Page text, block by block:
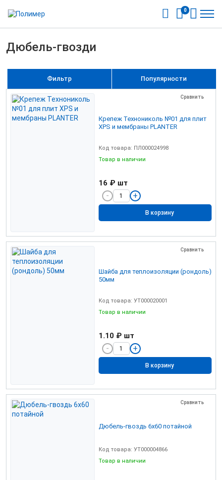
0
Дюбель-гвозди
Популярности
Фильтр
Сравнить
Крепеж Технониколь №01 для плит
XPS и мембраны PLANTER
Код товара: ПЛ000024998
Товар в наличии
16 ₽ шт
В корзину
Сравнить
Шайба для теплоизоляции (рондоль)
50мм
Код товара: УТ000020001
Товар в наличии
1.10 ₽ шт
В корзину
Сравнить
Дюбель-гвоздь 6х60 потайной
Код товара: УТ000004866
Товар в наличии